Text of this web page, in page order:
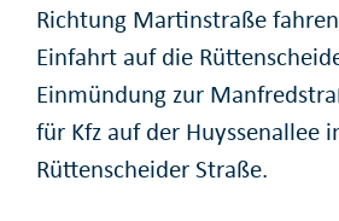
Richtung Martinstraße
Einfahrt auf die
Einmündung zur
für Kfz auf der Huyssenallee
Rüttenscheider Straße.